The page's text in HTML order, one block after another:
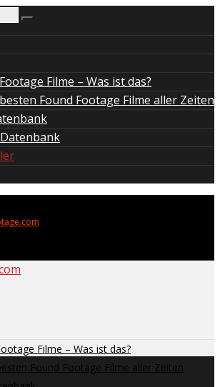
Filme – Was ist das?
Found Footage Filme aller Zeiten
Filme – Was ist das?
Found Footage Filme aller Zeiten